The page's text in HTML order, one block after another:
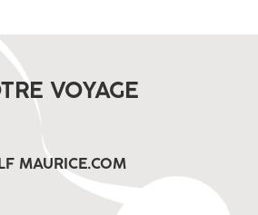
VOYAGE
MAURICE.COM